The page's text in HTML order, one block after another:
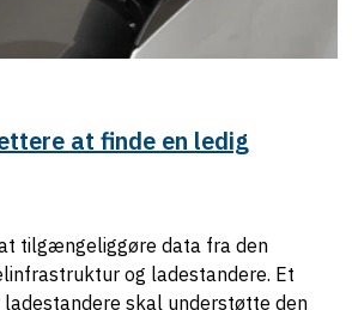
at finde en ledig
tilgængeliggøre data fra den
og ladestandere. Et
ladestandere skal understøtte den